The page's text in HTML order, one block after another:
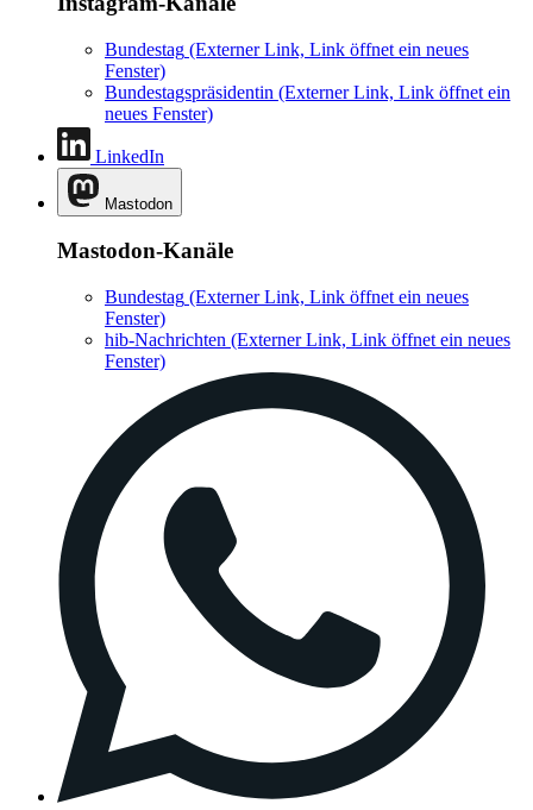
Bundestag (Externer Link, Link öffnet ein neues
Fenster)
Bundestagspräsidentin (Externer Link, Link öffnet ein
neues Fenster)
LinkedIn
Mastodon
Mastodon-Kanäle
Bundestag (Externer Link, Link öffnet ein neues
Fenster)
hib-Nachrichten (Externer Link, Link öffnet ein neues
Fenster)